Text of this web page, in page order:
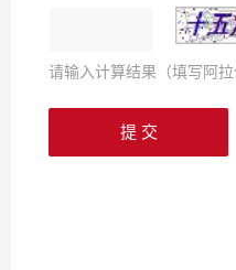
请输入计算结果（填写阿